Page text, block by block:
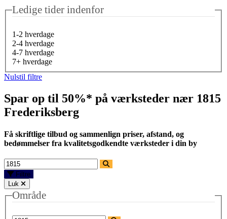
Ledige tider indenfor
1-2 hverdage
2-4 hverdage
4-7 hverdage
7+ hverdage
Nulstil filtre
Spar op til 50%* på værksteder nær 1815
Frederiksberg
Få skriftlige tilbud og sammenlign priser, afstand, og
bedømmelser fra kvalitetsgodkendte værksteder i din by
Filtre
Luk
Område